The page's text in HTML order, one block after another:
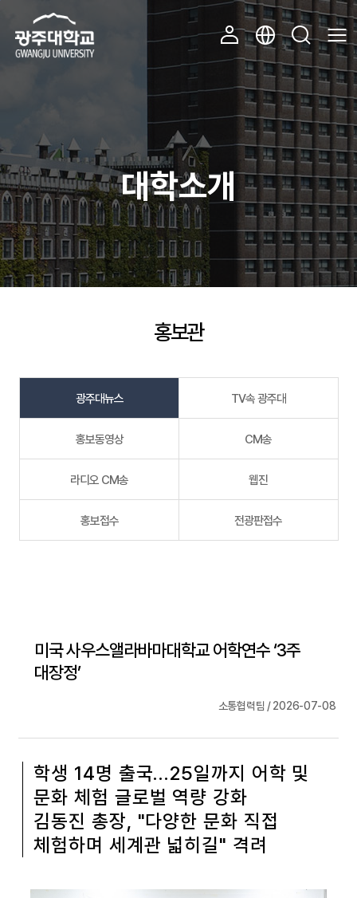
대학소개
홍보관
광주대뉴스 TV속 광주대
홍보동영상 CM송
라디오 CM송 웹진
홍보접수 전광판접수
미국 사우스앨라바마대학교 어학연수 ‘3주
대장정’
소통협력팀 / 2026-07-08
학생 14명 출국…25일까지 어학 및
문화 체험 글로벌 역량 강화
김동진 총장, "다양한 문화 직접
체험하며 세계관 넓히길" 격려